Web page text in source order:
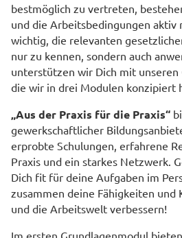
bestmöglich zu vertreten,
und die Arbeitsbedingungen aktiv
wichtig, die relevanten
nur zu kennen, sondern auch
unterstützen wir Dich mit unseren
die wir in drei Modulen konzipiert
„Aus der Praxis für die Praxis“
gewerkschaftlicher
erprobte Schulungen, erfahrene
Praxis und ein starkes Netzwerk.
Dich fit für deine Aufgaben im
zusammen deine Fähigkeiten und
und die Arbeitswelt verbessern!
Im ersten Grundlagenmodul